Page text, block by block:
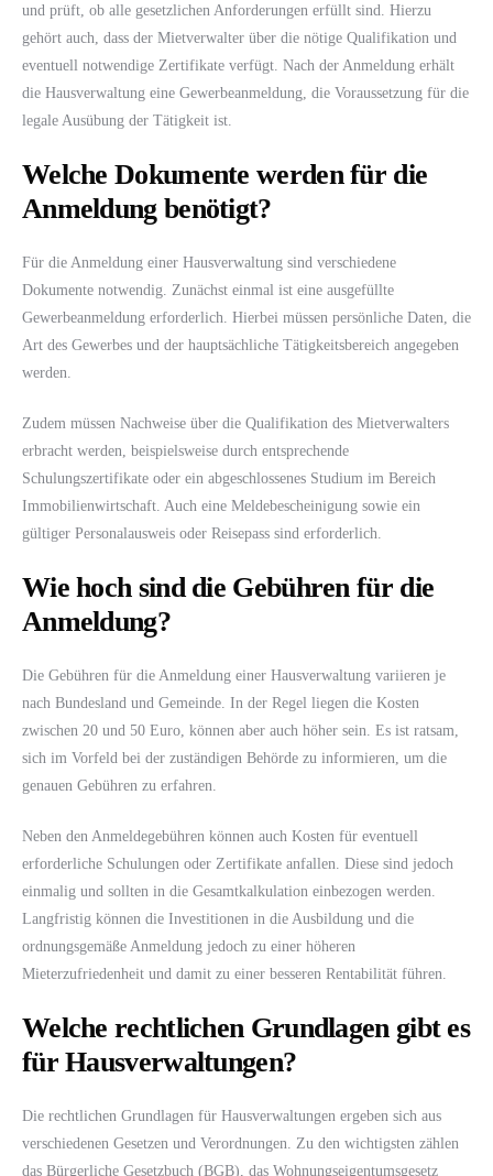
und prüft, ob alle gesetzlichen Anforderungen erfüllt sind. Hierzu
gehört auch, dass der Mietverwalter über die nötige Qualifikation und
eventuell notwendige Zertifikate verfügt. Nach der Anmeldung erhält
die Hausverwaltung eine Gewerbeanmeldung, die Voraussetzung für die
legale Ausübung der Tätigkeit ist.
Welche Dokumente werden für die
Anmeldung benötigt?
Für die Anmeldung einer Hausverwaltung sind verschiedene
Dokumente notwendig. Zunächst einmal ist eine ausgefüllte
Gewerbeanmeldung erforderlich. Hierbei müssen persönliche Daten, die
Art des Gewerbes und der hauptsächliche Tätigkeitsbereich angegeben
werden.
Zudem müssen Nachweise über die Qualifikation des Mietverwalters
erbracht werden, beispielsweise durch entsprechende
Schulungszertifikate oder ein abgeschlossenes Studium im Bereich
Immobilienwirtschaft. Auch eine Meldebescheinigung sowie ein
gültiger Personalausweis oder Reisepass sind erforderlich.
Wie hoch sind die Gebühren für die
Anmeldung?
Die Gebühren für die Anmeldung einer Hausverwaltung variieren je
nach Bundesland und Gemeinde. In der Regel liegen die Kosten
zwischen 20 und 50 Euro, können aber auch höher sein. Es ist ratsam,
sich im Vorfeld bei der zuständigen Behörde zu informieren, um die
genauen Gebühren zu erfahren.
Neben den Anmeldegebühren können auch Kosten für eventuell
erforderliche Schulungen oder Zertifikate anfallen. Diese sind jedoch
einmalig und sollten in die Gesamtkalkulation einbezogen werden.
Langfristig können die Investitionen in die Ausbildung und die
ordnungsgemäße Anmeldung jedoch zu einer höheren
Mieterzufriedenheit und damit zu einer besseren Rentabilität führen.
Welche rechtlichen Grundlagen gibt es
für Hausverwaltungen?
Die rechtlichen Grundlagen für Hausverwaltungen ergeben sich aus
verschiedenen Gesetzen und Verordnungen. Zu den wichtigsten zählen
das Bürgerliche Gesetzbuch (BGB), das Wohnungseigentumsgesetz